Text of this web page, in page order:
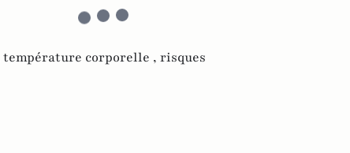
température corporelle , risques